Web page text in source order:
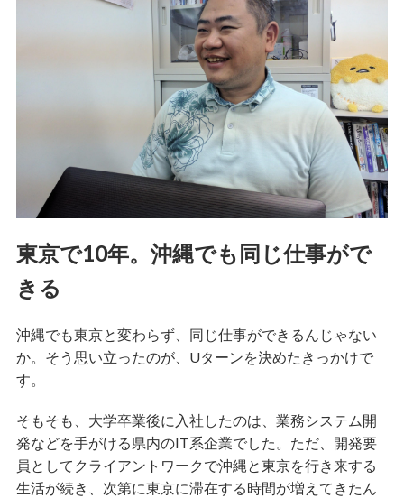
東京で10年。沖縄でも同じ仕事がで
きる
沖縄でも東京と変わらず、同じ仕事ができるんじゃない
か。そう思い立ったのが、Uターンを決めたきっかけで
す。
そもそも、大学卒業後に入社したのは、業務システム開
発などを手がける県内のIT系企業でした。ただ、開発要
員としてクライアントワークで沖縄と東京を行き来する
生活が続き、次第に東京に滞在する時間が増えてきたん